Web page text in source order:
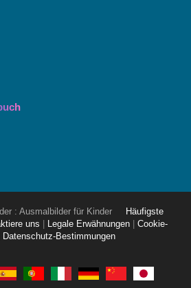
: Ausmalbilder für Kinder
Häufigste
uns Legale Erwähnungen
Cookie-
Datenschutz-Bestimmungen